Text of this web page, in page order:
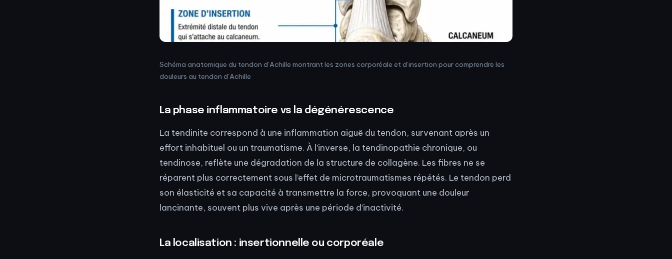
Schéma anatomique du tendon d’Achille montrant les zones corporéale et d’insertion pour comprendre les
douleurs au tendon d’Achille
La phase inflammatoire vs la dégénérescence
La tendinite correspond à une inflammation aiguë du tendon, survenant après un
effort inhabituel ou un traumatisme. À l’inverse, la tendinopathie chronique, ou
tendinose, reflète une dégradation de la structure de collagène. Les fibres ne se
réparent plus correctement sous l’effet de microtraumatismes répétés. Le tendon perd
son élasticité et sa capacité à transmettre la force, provoquant une douleur
lancinante, souvent plus vive après une période d’inactivité.
La localisation : insertionnelle ou corporéale